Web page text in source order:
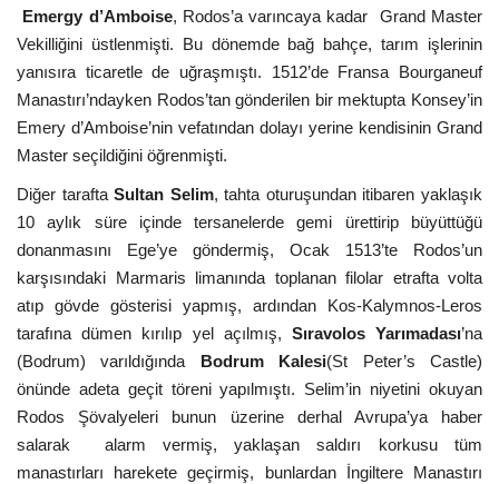
Emergy d’Amboise, Rodos’a varıncaya kadar Grand Master
Vekilliğini üstlenmişti. Bu dönemde bağ bahçe, tarım işlerinin
yanısıra ticaretle de uğraşmıştı. 1512’de Fransa Bourganeuf
Manastırı’ndayken Rodos’tan gönderilen bir mektupta Konsey’in
Emery d’Amboise’nin vefatından dolayı yerine kendisinin Grand
Master seçildiğini öğrenmişti.
Diğer taraftaSultan Selim, tahta oturuşundan itibaren yaklaşık
10 aylık süre içinde tersanelerde gemi ürettirip büyüttüğü
donanmasını Ege’ye göndermiş, Ocak 1513’te Rodos’un
karşısındaki Marmaris limanında toplanan filolar etrafta volta
atıp gövde gösterisi yapmış, ardından Kos-Kalymnos-Leros
tarafına dümen kırılıp yel açılmış, Sıravolos Yarımadası’na
(Bodrum) varıldığında Bodrum Kalesi(St Peter’s Castle)
önünde adeta geçit töreni yapılmıştı. Selim’in niyetini okuyan
Rodos Şövalyeleri bunun üzerine derhal Avrupa’ya haber
salarak alarm vermiş, yaklaşan saldırı korkusu tüm
manastırları harekete geçirmiş, bunlardan İngiltere Manastırı